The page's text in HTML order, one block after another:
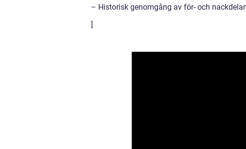
– Historisk genomgång av för- och nackdelar
]